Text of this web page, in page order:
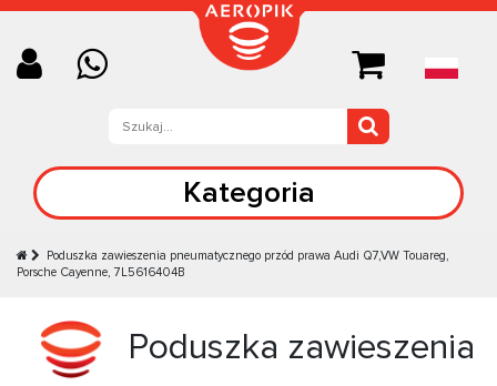
Kategoria
Poduszka zawieszenia pneumatycznego przód prawa Audi Q7,VW Touareg,
Porsche Cayenne, 7L5616404B
Poduszka zawieszenia